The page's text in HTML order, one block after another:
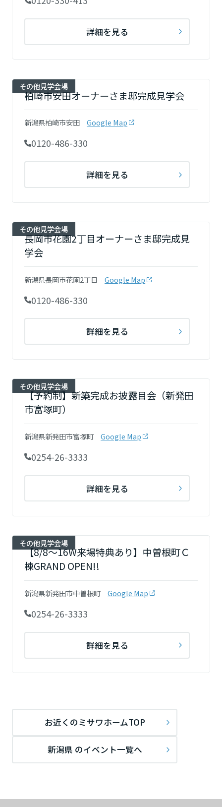
詳細を見る
その他見学会場
柏崎市安田オーナーさま邸完成見学会
新潟県柏崎市安田 Google Map
0120-486-330
詳細を見る
その他見学会場
長岡市花園2丁目オーナーさま邸完成見
学会
新潟県長岡市花園2丁目 Google Map
0120-486-330
詳細を見る
その他見学会場
【予約制】新築完成お披露目会（新発田
市富塚町）
新潟県新発田市富塚町 Google Map
0254-26-3333
詳細を見る
その他見学会場
【8/8～16W来場特典あり】中曽根町Ｃ
棟GRAND OPEN!!
新潟県新発田市中曽根町 Google Map
0254-26-3333
詳細を見る
お近くのミサワホームTOP
新潟県 のイベント一覧へ